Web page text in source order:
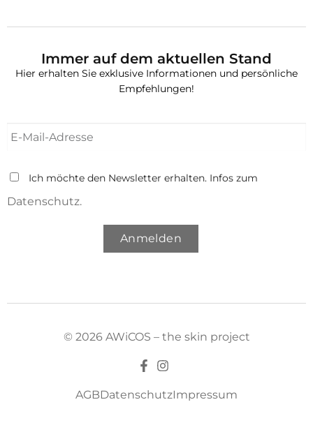
Immer auf dem aktuellen Stand
Hier erhalten Sie exklusive Informationen und persönliche
Empfehlungen!
Ich möchte den Newsletter erhalten. Infos zum
Datenschutz.
Anmelden
© 2026 AWiCOS – the skin project
AGBDatenschutzImpressum